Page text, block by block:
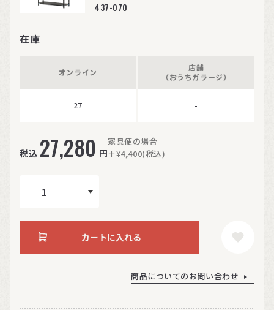
437-070
在庫
オンライン
27
店舗
（おうちガラージ）
-
税込 27,280 円
家具便の場合
＋¥4,400(税込)
カートに入れる
商品についてのお問い合わせ